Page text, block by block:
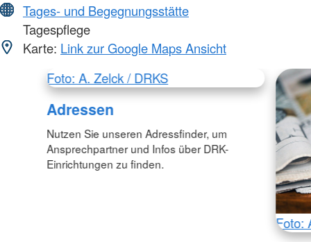
Tages- und Begegnungsstätte
Tagespflege
Karte: Link zur Google Maps Ansicht
Foto: A. Zelck / DRKS
Adressen
Nutzen Sie unseren Adressfinder, um
Ansprechpartner und Infos über DRK-
Einrichtungen zu finden.
Foto: